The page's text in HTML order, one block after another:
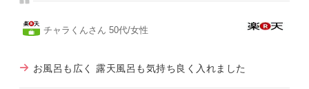
チャラくんさん 50代/女性
お風呂も広く 露天風呂も気持ち良く入れました